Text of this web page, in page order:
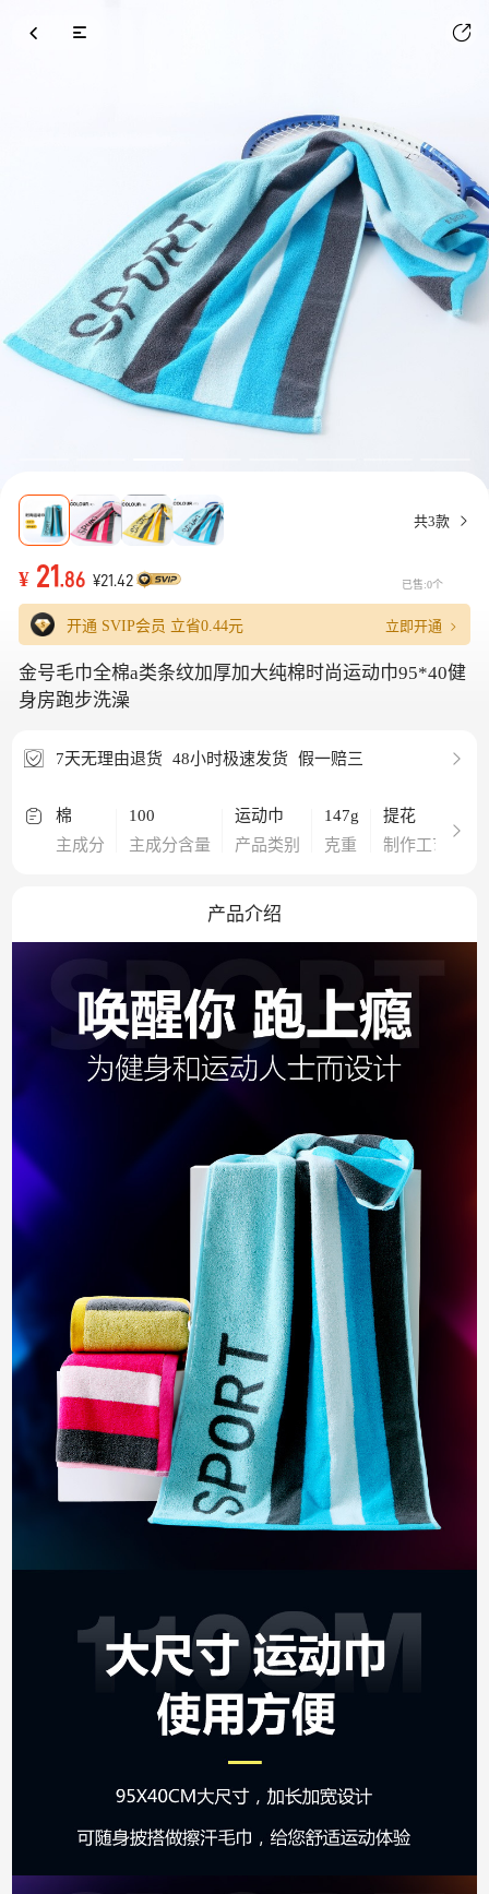
共3款
¥ 21 .86 ¥21.42 已售:0个
开通 SVIP会员 立省0.44元 立即开通
金号毛巾全棉a类条纹加厚加大纯棉时尚运动巾95*40健
身房跑步洗澡
7天无理由退货 48小时极速发货 假一赔三
棉
主成分
100
主成分含量
运动巾
产品类别
147g
克重
提花
制作工艺
产品介绍